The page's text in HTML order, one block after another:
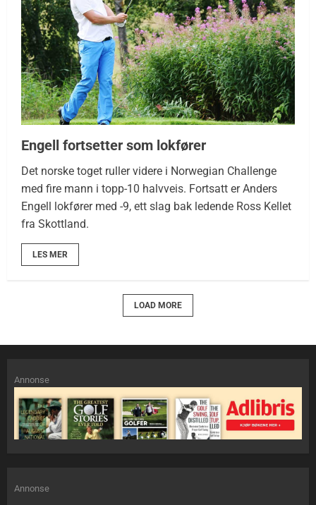
Engell fortsetter som lokfører
Det norske toget ruller videre i Norwegian Challenge
med fire mann i topp-10 halvveis. Fortsatt er Anders
Engell lokfører med -9, ett slag bak ledende Ross Kellet
fra Skottland.
LES MER
LOAD MORE
Annonse
Annonse